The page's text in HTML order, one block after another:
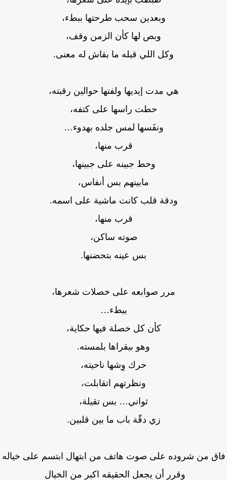
وبعدين سحب طرحتها ببطء،
وبص لها كأن الزمن وقف،
وكل اللي قبله ما بقاش له معنى.
هي مدت إيديها ولفتها حوالين رقبته،
حطت راسها على كتفه،
ونفَسها لمس جلده بهدوء…
قرب منها،
وحط جبينه على جبينها،
مابينهم بس أنفاس،
ودقة قلب كانت ماشية على اسمه.
قرب منها،
صوته ساكن،
بس عينه بتحضنها.
مرر صوابعه على خصلات شعرها،
ببطء…
كأن كل خصلة فيها حكاية،
وهو بيقراها بلمسته.
حرك وِشها ناحيته،
ونظرتهم اتقابلت،
ثواني… بس تقيلة،
زي دقّة باب ما بين قلبين.
من شروده على صوت هاتف من ابتهال ابتسم على خياله
وقرر أن يجعل الحقيقه اكبر من الخيال